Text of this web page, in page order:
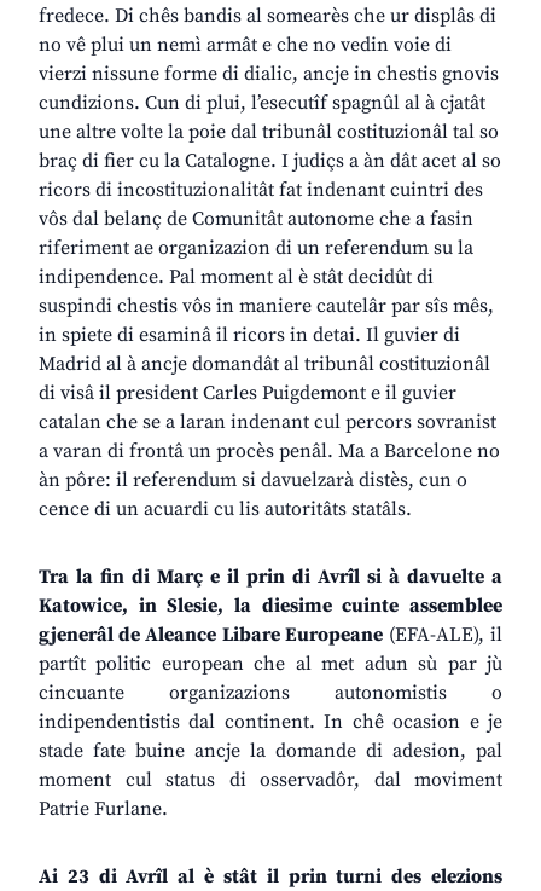
fredece. Di chês bandis al somearès che ur displâs di
no vê plui un nemì armât e che no vedin voie di
vierzi nissune forme di dialic, ancje in chestis gnovis
cundizions. Cun di plui, l’esecutîf spagnûl al à cjatât
une altre volte la poie dal tribunâl costituzionâl tal so
braç di fier cu la Catalogne. I judiçs a àn dât acet al so
ricors di incostituzionalitât fat indenant cuintri des
vôs dal belanç de Comunitât autonome che a fasin
riferiment ae organizazion di un referendum su la
indipendence. Pal moment al è stât decidût di
suspindi chestis vôs in maniere cautelâr par sîs mês,
in spiete di esaminâ il ricors in detai. Il guvier di
Madrid al à ancje domandât al tribunâl costituzionâl
di visâ il president Carles Puigdemont e il guvier
catalan che se a laran indenant cul percors sovranist
a varan di frontâ un procès penâl. Ma a Barcelone no
àn pôre: il referendum si davuelzarà distès, cun o
cence di un acuardi cu lis autoritâts statâls.
Tra la fin di Març e il prin di Avrîl si à davuelte a
Katowice, in Slesie, la diesime cuinte assemblee
gjenerâl de Aleance Libare Europeane(EFA-ALE), il
partît politic european che al met adun sù par jù
cincuante organizazions autonomistis o
indipendentistis dal continent. In chê ocasion e je
stade fate buine ancje la domande di adesion, pal
moment cul status di osservadôr, dal moviment
Patrie Furlane.
Ai 23 di Avrîl al è stât il prin turni des elezions